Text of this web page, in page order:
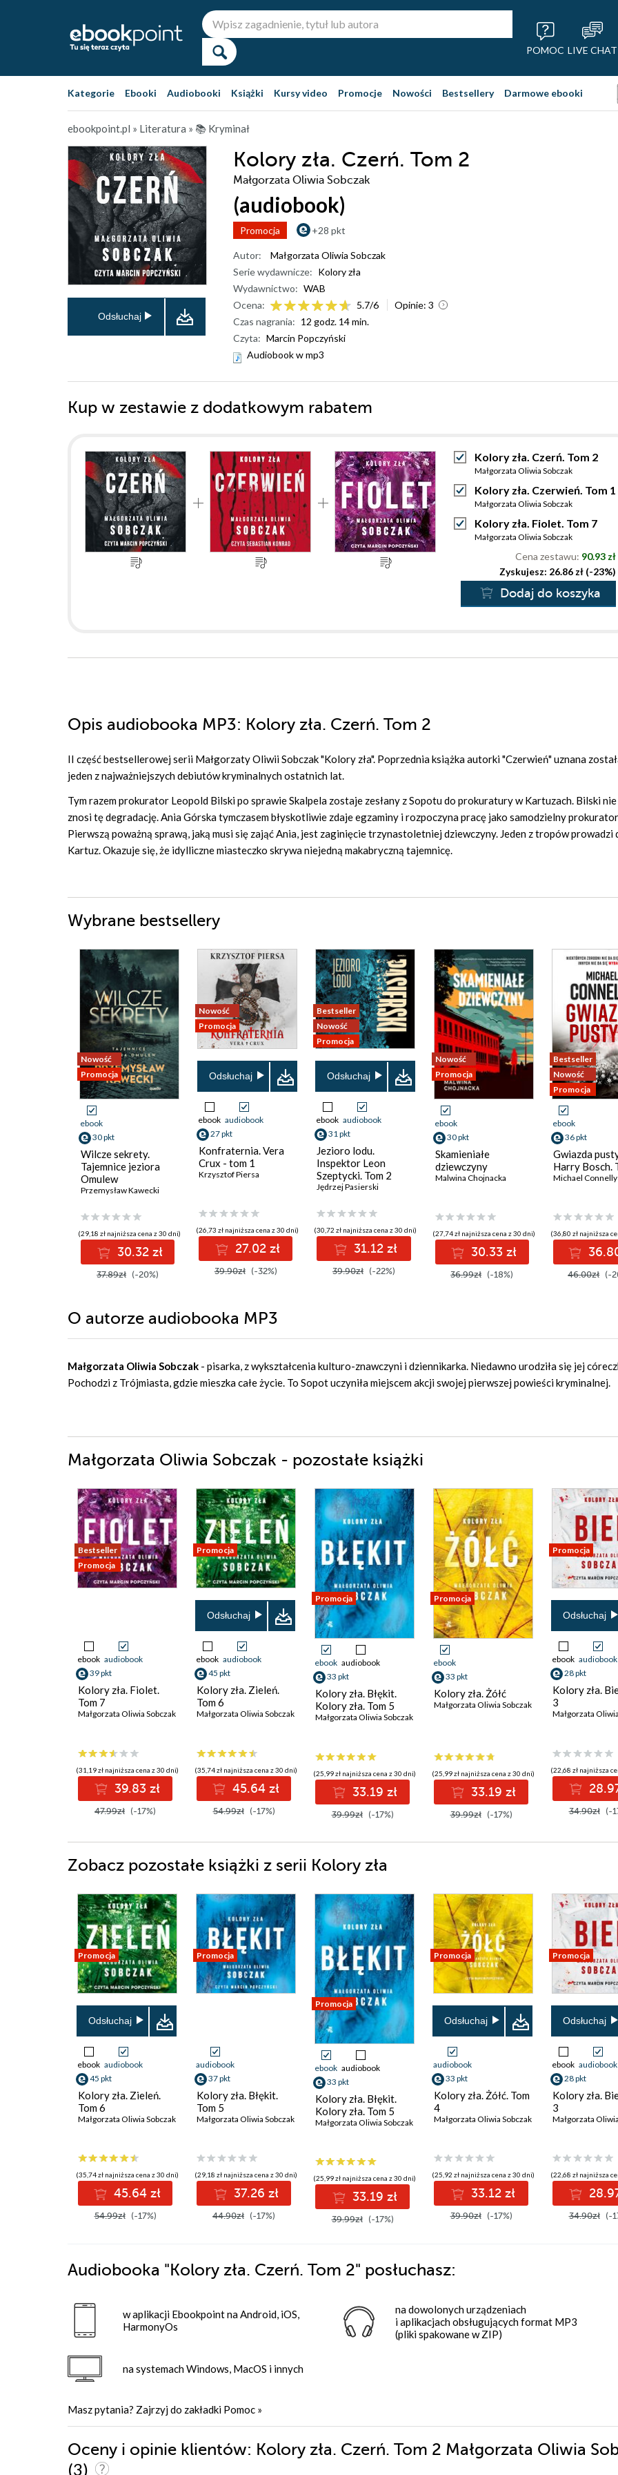
POMOC LIVE CHAT
Kategorie Ebooki Audiobooki Książki Kursy video Promocje Nowości Bestsellery Darmowe ebooki
ebookpoint.pl » Literatura » 📚 Kryminał
Kolory zła. Czerń. Tom 2
Małgorzata Oliwia Sobczak
(audiobook)
Promocja +28 pkt
Odsłuchaj
Autor:
Małgorzata Oliwia Sobczak
Serie wydawnicze: Kolory zła
Wydawnictwo: WAB
Ocena:
5.7/6 Opinie: 3
Czas nagrania: 12 godz. 14 min.
Czyta: Marcin Popczyński
Audiobook w mp3
Kup w zestawie z dodatkowym rabatem
Kolory zła. Czerń. Tom 2
Małgorzata Oliwia Sobczak
Kolory zła. Czerwień. Tom 1
Małgorzata Oliwia Sobczak
Kolory zła. Fiolet. Tom 7
Małgorzata Oliwia Sobczak
Cena zestawu: 90.93 zł
Zyskujesz: 26.86 zł (-23%)
Dodaj do koszyka
Opis audiobooka MP3: Kolory zła. Czerń. Tom 2
II część bestsellerowej serii Małgorzaty Oliwii Sobczak "Kolory zła". Poprzednia książka autorki "Czerwień" uznana
jeden z najważniejszych debiutów kryminalnych ostatnich lat.
Tym razem prokurator Leopold Bilski po sprawie Skalpela zostaje zesłany z Sopotu do prokuratury w Kartuzach. Bilski
znosi tę degradację. Ania Górska tymczasem błyskotliwie zdaje egzaminy i rozpoczyna pracę jako samodzielny
Pierwszą poważną sprawą, jaką musi się zająć Ania, jest zaginięcie trzynastoletniej dziewczyny. Jeden z tropów prowadzi
Kartuz. Okazuje się, że idylliczne miasteczko skrywa niejedną makabryczną tajemnicę.
Wybrane bestsellery
Nowość
Promocja
ebook
30 pkt
Wilcze sekrety.
Tajemnice jeziora
Omulew
Przemysław Kawecki
(29,18 zł najniższa cena z 30 dni)
30.32 zł
37.89zł (-20%)
Nowość
Promocja
Odsłuchaj
ebook audiobook
27 pkt
Konfraternia. Vera
Crux - tom 1
Krzysztof Piersa
(26,73 zł najniższa cena z 30 dni)
27.02 zł
39.90zł (-32%)
Bestseller
Nowość
Promocja
Odsłuchaj
ebook audiobook
31 pkt
Jezioro lodu.
Inspektor Leon
Szeptycki. Tom 2
Jędrzej Pasierski
(30,72 zł najniższa cena z 30 dni)
31.12 zł
39.90zł (-22%)
Nowość
Promocja
ebook
30 pkt
Skamieniałe
dziewczyny
Malwina Chojnacka
(27,74 zł najniższa cena z 30 dni)
30.33 zł
36.99zł (-18%)
Bestseller
Nowość
Promocja
ebook
36 pkt
Gwiazda
Harry Bosch.
Michael Connelly
(36,80 zł najniższa
46.00zł (-
O autorze audiobooka MP3
Małgorzata Oliwia Sobczak - pisarka, z wykształcenia kulturo-znawczyni i dziennikarka. Niedawno urodziła się jej
Pochodzi z Trójmiasta, gdzie mieszka całe życie. To Sopot uczyniła miejscem akcji swojej pierwszej powieści kryminalnej.
Małgorzata Oliwia Sobczak - pozostałe książki
Bestseller
Promocja
ebook audiobook
39 pkt
Kolory zła. Fiolet.
Tom 7
Małgorzata Oliwia Sobczak
(31,19 zł najniższa cena z 30 dni)
39.83 zł
47.99zł (-17%)
Promocja
Odsłuchaj
ebook audiobook
45 pkt
Kolory zła. Zieleń.
Tom 6
Małgorzata Oliwia Sobczak
(35,74 zł najniższa cena z 30 dni)
45.64 zł
54.99zł (-17%)
Promocja
ebook audiobook
33 pkt
Kolory zła. Błękit.
Kolory zła. Tom 5
Małgorzata Oliwia Sobczak
(25,99 zł najniższa cena z 30 dni)
33.19 zł
39.99zł (-17%)
Promocja
ebook
33 pkt
Kolory zła. Żółć
Małgorzata Oliwia Sobczak
(25,99 zł najniższa cena z 30 dni)
33.19 zł
39.99zł (-17%)
Promocja
Odsłuchaj
ebook audiobook
28 pkt
Kolory zła.
3
Małgorzata
(22,68 zł najniższa
34.90zł (-
Zobacz pozostałe książki z serii Kolory zła
Promocja
Odsłuchaj
ebook audiobook
45 pkt
Kolory zła. Zieleń.
Tom 6
Małgorzata Oliwia Sobczak
(35,74 zł najniższa cena z 30 dni)
45.64 zł
54.99zł (-17%)
Promocja
audiobook
37 pkt
Kolory zła. Błękit.
Tom 5
Małgorzata Oliwia Sobczak
(29,18 zł najniższa cena z 30 dni)
37.26 zł
44.90zł (-17%)
Promocja
ebook audiobook
33 pkt
Kolory zła. Błękit.
Kolory zła. Tom 5
Małgorzata Oliwia Sobczak
(25,99 zł najniższa cena z 30 dni)
33.19 zł
39.99zł (-17%)
Promocja
Odsłuchaj
audiobook
33 pkt
Kolory zła. Żółć. Tom
4
Małgorzata Oliwia Sobczak
(25,92 zł najniższa cena z 30 dni)
33.12 zł
39.90zł (-17%)
Promocja
Odsłuchaj
ebook audiobook
28 pkt
Kolory zła.
3
Małgorzata
(22,68 zł najniższa
34.90zł (-
Audiobooka "Kolory zła. Czerń. Tom 2" posłuchasz:
w aplikacji Ebookpoint na Android, iOS,
HarmonyOs
na systemach Windows, MacOS i innych
na dowolonych urządzeniach
i aplikacjach obsługujących format MP3
(pliki spakowane w ZIP)
Masz pytania? Zajrzyj do zakładki Pomoc »
Oceny i opinie klientów: Kolory zła. Czerń. Tom 2 Małgorzata Oliwia
(3)